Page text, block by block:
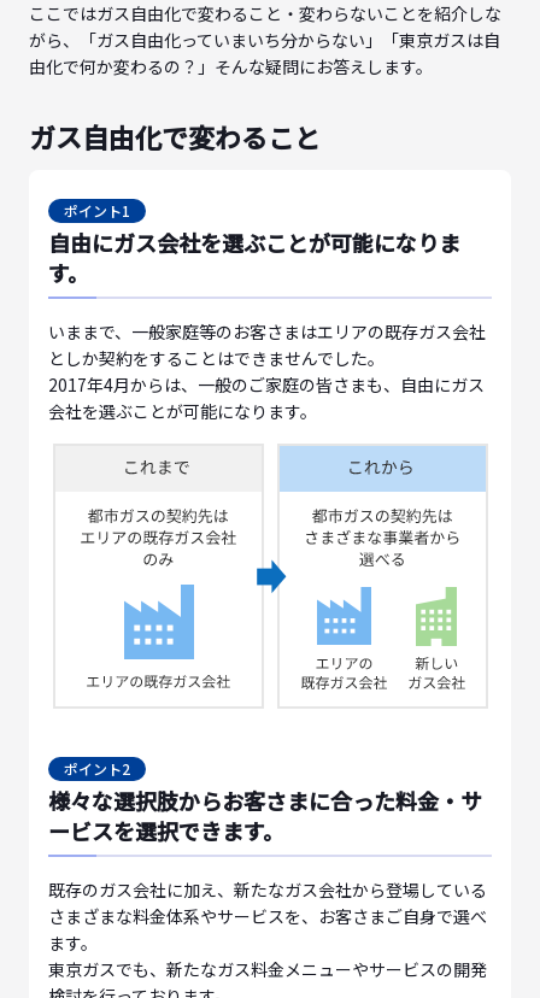
ここではガス自由化で変わること・変わらないことを紹介しな
がら、「ガス自由化っていまいち分からない」「東京ガスは自
由化で何か変わるの？」そんな疑問にお答えします。
ガス自由化で変わること
ポイント1
自由にガス会社を選ぶことが可能になりま
す。
いままで、一般家庭等のお客さまはエリアの既存ガス会社
としか契約をすることはできませんでした。
2017年4月からは、一般のご家庭の皆さまも、自由にガス
会社を選ぶことが可能になります。
ポイント2
様々な選択肢からお客さまに合った料金・サ
ービスを選択できます。
既存のガス会社に加え、新たなガス会社から登場している
さまざまな料金体系やサービスを、お客さまご自身で選べ
ます。
東京ガスでも、新たなガス料金メニューやサービスの開発